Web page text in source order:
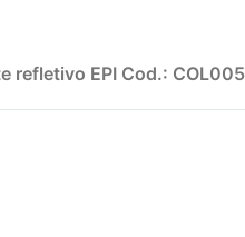
refletivo EPI Cod.: COL005